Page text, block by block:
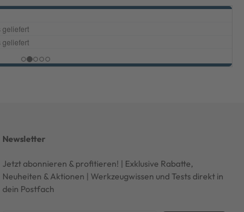
Newsletter
Jetzt abonnieren & profitieren! | Exklusive Rabatte,
Neuheiten & Aktionen | Werkzeugwissen und Tests direkt in
dein Postfach